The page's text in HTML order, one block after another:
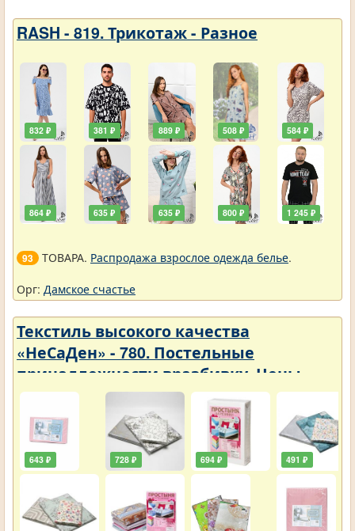
RASH - 819. Трикотаж - Разное
832 ₽
864 ₽
381 ₽
635 ₽
889 ₽
635 ₽
508 ₽
800 ₽
584 ₽
1 245 ₽
93 ТОВАРА. Распродажа взрослое одежда белье.
Орг: Дамское счастье
Текстиль высокого качества
«НеСаДен» - 780. Постельные
принадлежности вразбивку. Цены
упали
643 ₽ 728 ₽ 694 ₽ 491 ₽